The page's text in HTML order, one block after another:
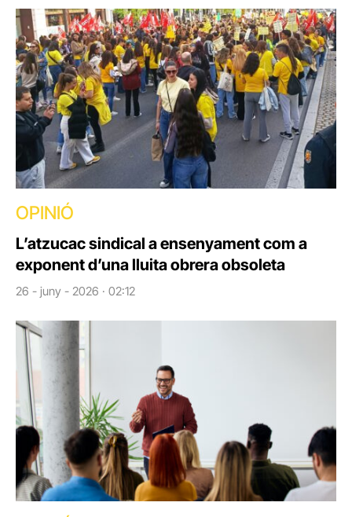
OPINIÓ
L’atzucac sindical a ensenyament com a
exponent d’una lluita obrera obsoleta
26 - juny - 2026 · 02:12